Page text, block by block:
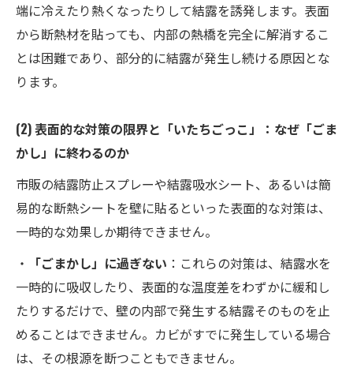
端に冷えたり熱くなったりして結露を誘発します。表面
から断熱材を貼っても、内部の熱橋を完全に解消するこ
とは困難であり、部分的に結露が発生し続ける原因とな
ります。
(2) 表面的な対策の限界と「いたちごっこ」：なぜ「ごま
かし」に終わるのか
市販の結露防止スプレーや結露吸水シート、あるいは簡
易的な断熱シートを壁に貼るといった表面的な対策は、
一時的な効果しか期待できません。
・
「ごまかし」に過ぎない ：これらの対策は、結露水を
一時的に吸収したり、表面的な温度差をわずかに緩和し
たりするだけで、壁の内部で発生する結露そのものを止
めることはできません。カビがすでに発生している場合
は、その根源を断つこともできません。